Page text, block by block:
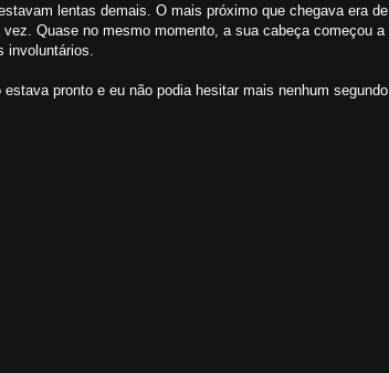
lentas demais. O mais próximo que chegava era
Quase no mesmo momento, a sua cabeça começou
involuntários.
pronto e eu não podia hesitar mais nenhum